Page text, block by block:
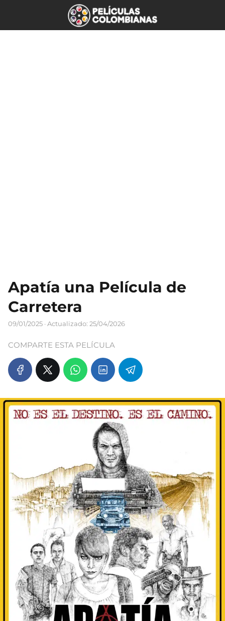
Apatía una Película de
Carretera
09/01/2025 · Actualizado: 25/04/2026
COMPARTE ESTA PELÍCULA